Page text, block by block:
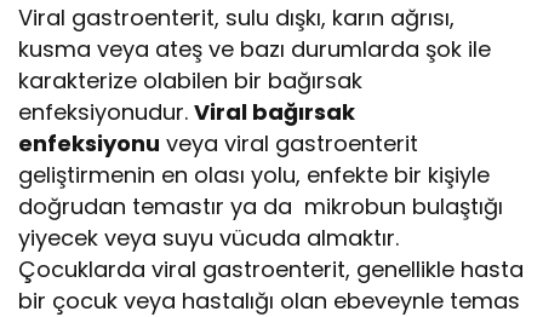
Viral gastroenterit, sulu dışkı, karın ağrısı,
kusma veya ateş ve bazı durumlarda şok ile
karakterize olabilen bir bağırsak
enfeksiyonudur.Viral bağırsak
enfeksiyonu veya viral gastroenterit
geliştirmenin en olası yolu, enfekte bir kişiyle
doğrudan temastır ya da mikrobun bulaştığı
yiyecek veya suyu vücuda almaktır.
Çocuklarda viral gastroenterit, genellikle hasta
bir çocuk veya hastalığı olan ebeveynle temas